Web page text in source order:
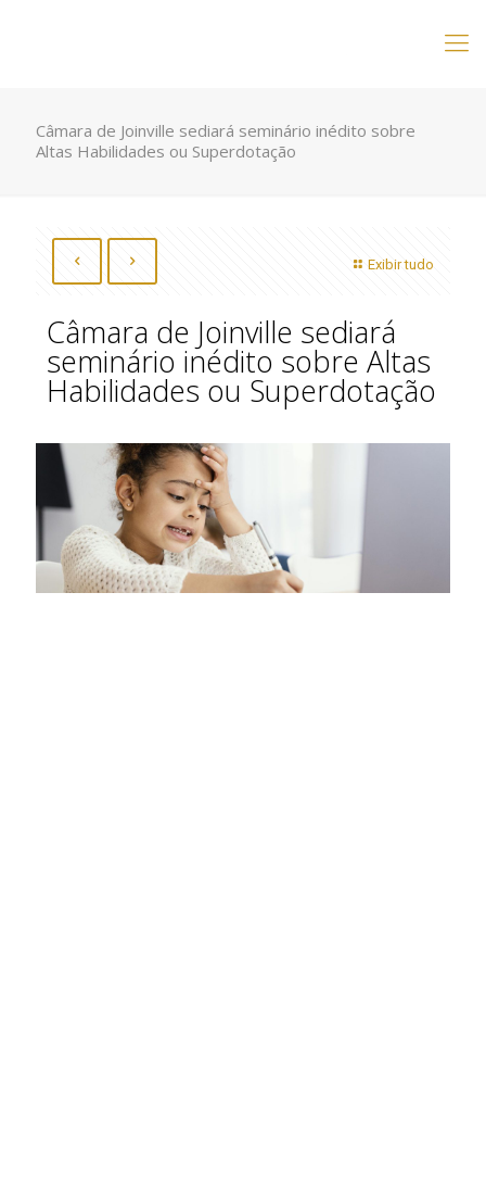
Câmara de Joinville sediará seminário inédito sobre
Altas Habilidades ou Superdotação
Exibir tudo
Câmara de Joinville sediará
seminário inédito sobre Altas
Habilidades ou Superdotação